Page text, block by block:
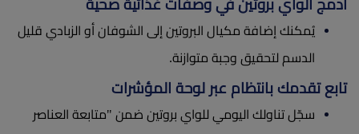
ادمج الواي بروتين في وصفات غذائية صحية
يُمكنك إضافة مكيال البروتين إلى الشوفان أو الزبادي قليل
الدسم لتحقيق وجبة متوازنة.
تابع تقدمك بانتظام عبر لوحة المؤشرات
سجّل تناولك اليومي للواي بروتين ضمن "متابعة العناصر